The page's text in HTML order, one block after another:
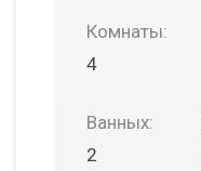
Комнаты:
4
Ванных:
2